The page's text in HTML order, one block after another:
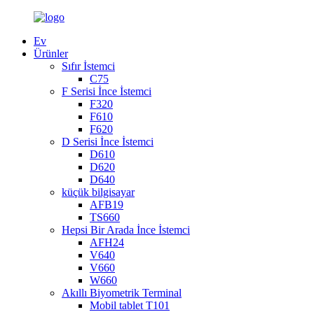
Ev
Ürünler
Sıfır İstemci
C75
F Serisi İnce İstemci
F320
F610
F620
D Serisi İnce İstemci
D610
D620
D640
küçük bilgisayar
AFB19
TS660
Hepsi Bir Arada İnce İstemci
AFH24
V640
V660
W660
Akıllı Biyometrik Terminal
Mobil tablet T101